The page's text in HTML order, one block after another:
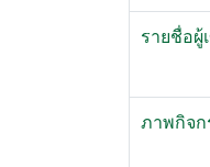
รายชื่อ
ภาพกิจ